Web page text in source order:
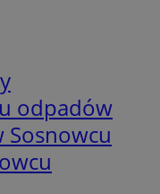
odpadów
Sosnowcu